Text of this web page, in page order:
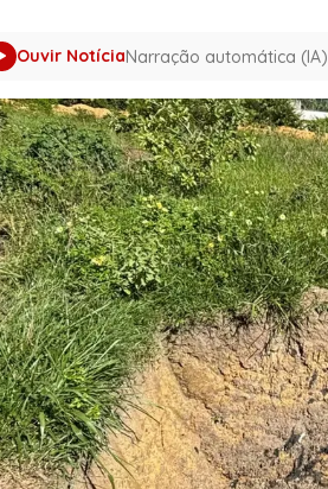
Ouvir NotíciaNarração automática (IA)